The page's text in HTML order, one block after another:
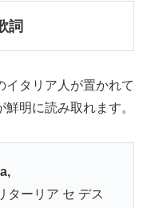
詞
イタリア人が置かれて
明に読み取れます。
ターリア セ デス